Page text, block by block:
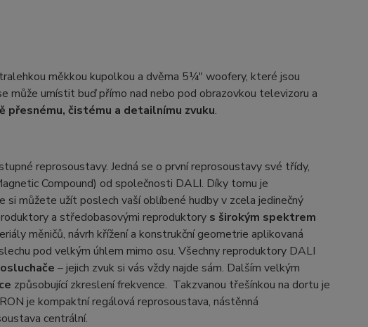
měkkou kupolkou a dvěma 5¼" woofery, které jsou
může umístit buď přímo nad nebo pod obrazovkou televizoru a
přesnému, čistému a detailnímu zvuku.
reprosoustavy. Jedná se o první reprosoustavy své třídy,
Compound) od společnosti DALI. Díky tomu je
si můžete užít poslech vaší oblíbené hudby v zcela jedinečný
a středobasovými reproduktory s širokým spektrem
měničů, návrh křížení a konstrukční geometrie aplikovaná
pod velkým úhlem mimo osu. Všechny reproduktory DALI
– jejich zvuk si vás vždy najde sám. Dalším velkým
způsobující zkreslení frekvence. Takzvanou třešínkou na dortu je
je kompaktní regálová reprosoustava, nástěnná
centrální.